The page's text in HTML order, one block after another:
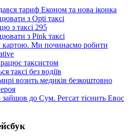
тариф Економ та нова іконка
з Opti таксі
з таксі 295
з Pink таксі
картою. Ми починаємо робити
таксистом
таксі без водіїв
возить медиків безкоштовно
до Сум. Регсат тіснить Евос